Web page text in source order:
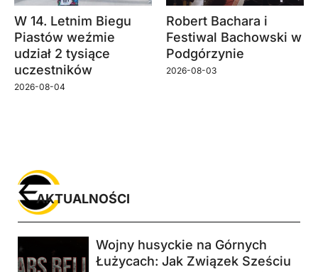
W 14. Letnim Biegu
Piastów weźmie
udział 2 tysiące
uczestników
2026-08-04
Robert Bachara i
Festiwal Bachowski w
Podgórzynie
2026-08-03
Wojny husyckie na Górnych
Łużycach: Jak Związek Sześciu
AKTUALNOŚCI